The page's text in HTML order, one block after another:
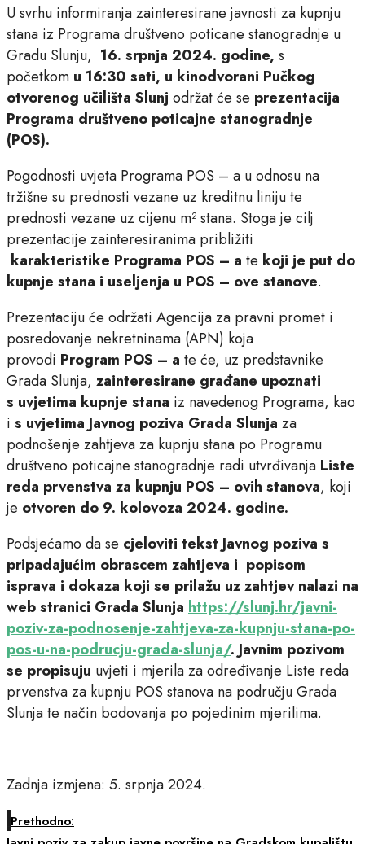
U svrhu informiranja zainteresirane javnosti za kupnju
stana iz Programa društveno poticane stanogradnje u
Gradu Slunju, 16. srpnja 2024. godine, s
početkom u 16:30 sati, u kinodvorani Pučkog
otvorenog učilišta Slunj održat će se prezentacija
Programa društveno poticajne stanogradnje
(POS).
Pogodnosti uvjeta Programa POS – a u odnosu na
tržišne su prednosti vezane uz kreditnu liniju te
prednosti vezane uz cijenu m² stana. Stoga je cilj
prezentacije zainteresiranima približiti
karakteristike Programa POS – a te koji je put do
kupnje stana i useljenja u POS – ove stanove.
Prezentaciju će održati Agencija za pravni promet i
posredovanje nekretninama (APN) koja
provodi Program POS – a te će, uz predstavnike
Grada Slunja, zainteresirane građane upoznati
s uvjetima kupnje stana iz navedenog Programa, kao
i s uvjetima Javnog poziva Grada Slunja za
podnošenje zahtjeva za kupnju stana po Programu
društveno poticajne stanogradnje radi utvrđivanja Liste
reda prvenstva za kupnju POS – ovih stanova, koji
je otvoren do 9. kolovoza 2024. godine.
Podsjećamo da se cjeloviti tekst Javnog poziva s
pripadajućim obrascem zahtjeva i popisom
isprava i dokaza koji se prilažu uz zahtjev nalazi na
web stranici Grada Slunja https://slunj.hr/javni-
poziv-za-podnosenje-zahtjeva-za-kupnju-stana-po-
pos-u-na-podrucju-grada-slunja/. Javnim pozivom
se propisuju uvjeti i mjerila za određivanje Liste reda
prvenstva za kupnju POS stanova na području Grada
Slunja te način bodovanja po pojedinim mjerilima.
Zadnja izmjena: 5. srpnja 2024.
Prethodno: